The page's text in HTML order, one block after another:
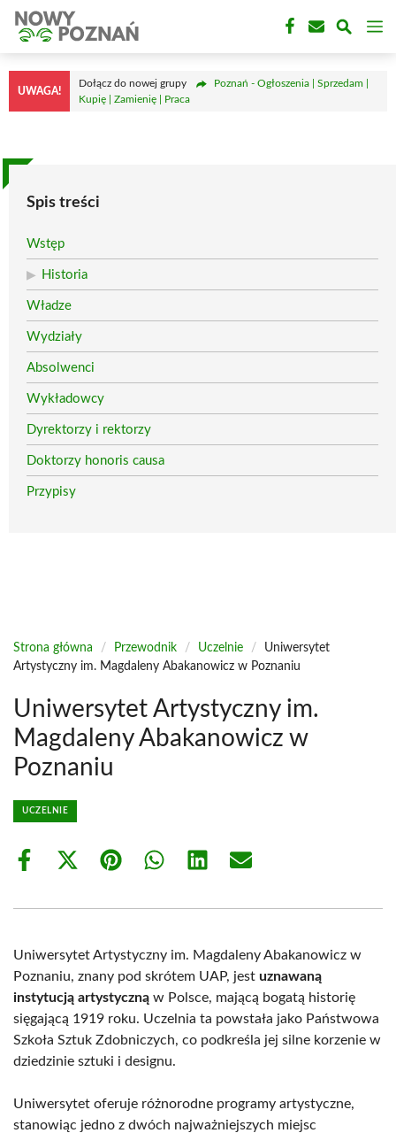
Przejdź
treści
UWAGA!
Dołącz do nowej grupy
Poznań - Ogłoszenia | Sprzedam |
Kupię | Zamienię | Praca
Spis treści
Wstęp
Historia
Władze
Wydziały
Absolwenci
Wykładowcy
Dyrektorzy i rektorzy
Doktorzy honoris causa
Przypisy
Strona główna / Przewodnik / Uczelnie /
Uniwersytet
Artystyczny im. Magdaleny Abakanowicz w Poznaniu
Uniwersytet Artystyczny im.
Magdaleny Abakanowicz w
Poznaniu
UCZELNIE
Share
Share
(Twitter)
Share Share Share Share
Uniwersytet Artystyczny im. Magdaleny Abakanowicz w
Poznaniu, znany pod skrótem UAP, jest uznawaną
instytucją artystyczną w Polsce, mającą bogatą historię
sięgającą 1919 roku. Uczelnia ta powstała jako Państwowa
Szkoła Sztuk Zdobniczych, co podkreśla jej silne korzenie w
dziedzinie sztuki i designu.
Uniwersytet oferuje różnorodne programy artystyczne,
stanowiąc jedno z dwóch najważniejszych miejsc